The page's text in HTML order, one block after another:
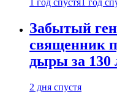
1 год спустя 1 год
Забытый
священник
дыры за 130
2 дня спустя